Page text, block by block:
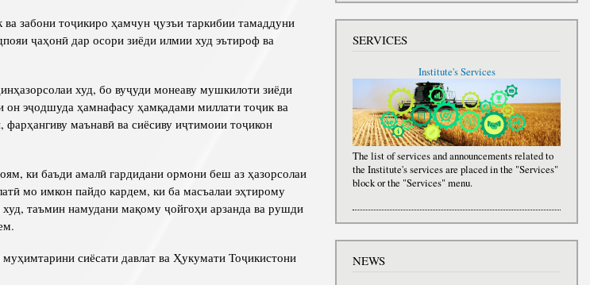
забони тоҷикиро ҳамчун ҷузъи таркибии тамаддуни
ҷаҳонӣ дар осори зиёди илмии худ эътироф ва
худ, бо вуҷуди монеаву мушкилоти зиёди
эҷодшуда ҳамнафасу ҳамқадами миллати тоҷик ва
маънавӣ ва сиёсиву иҷтимоии тоҷикон
ки баъди амалӣ гардидани ормони беш аз ҳазорсолаи
мо имкон пайдо кардем, ки ба масъалаи эҳтирому
таъмин намудани мақому ҷойгоҳи арзанда ва рушди
сиёсати давлат ва Ҳукумати Тоҷикистони
SERVICES
Institute's Services
The list of services and announcements related to
the Institute's services are placed in the "Services"
block or the "Services" menu.
NEWS